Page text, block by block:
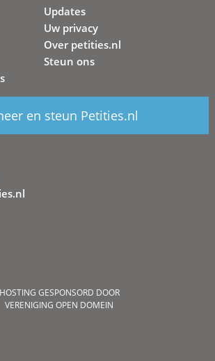
Updates
Uw privacy
Over petities.nl
Steun ons
en steun Petities.nl
HOSTING GESPONSORD DOOR
VERENIGING OPEN DOMEIN